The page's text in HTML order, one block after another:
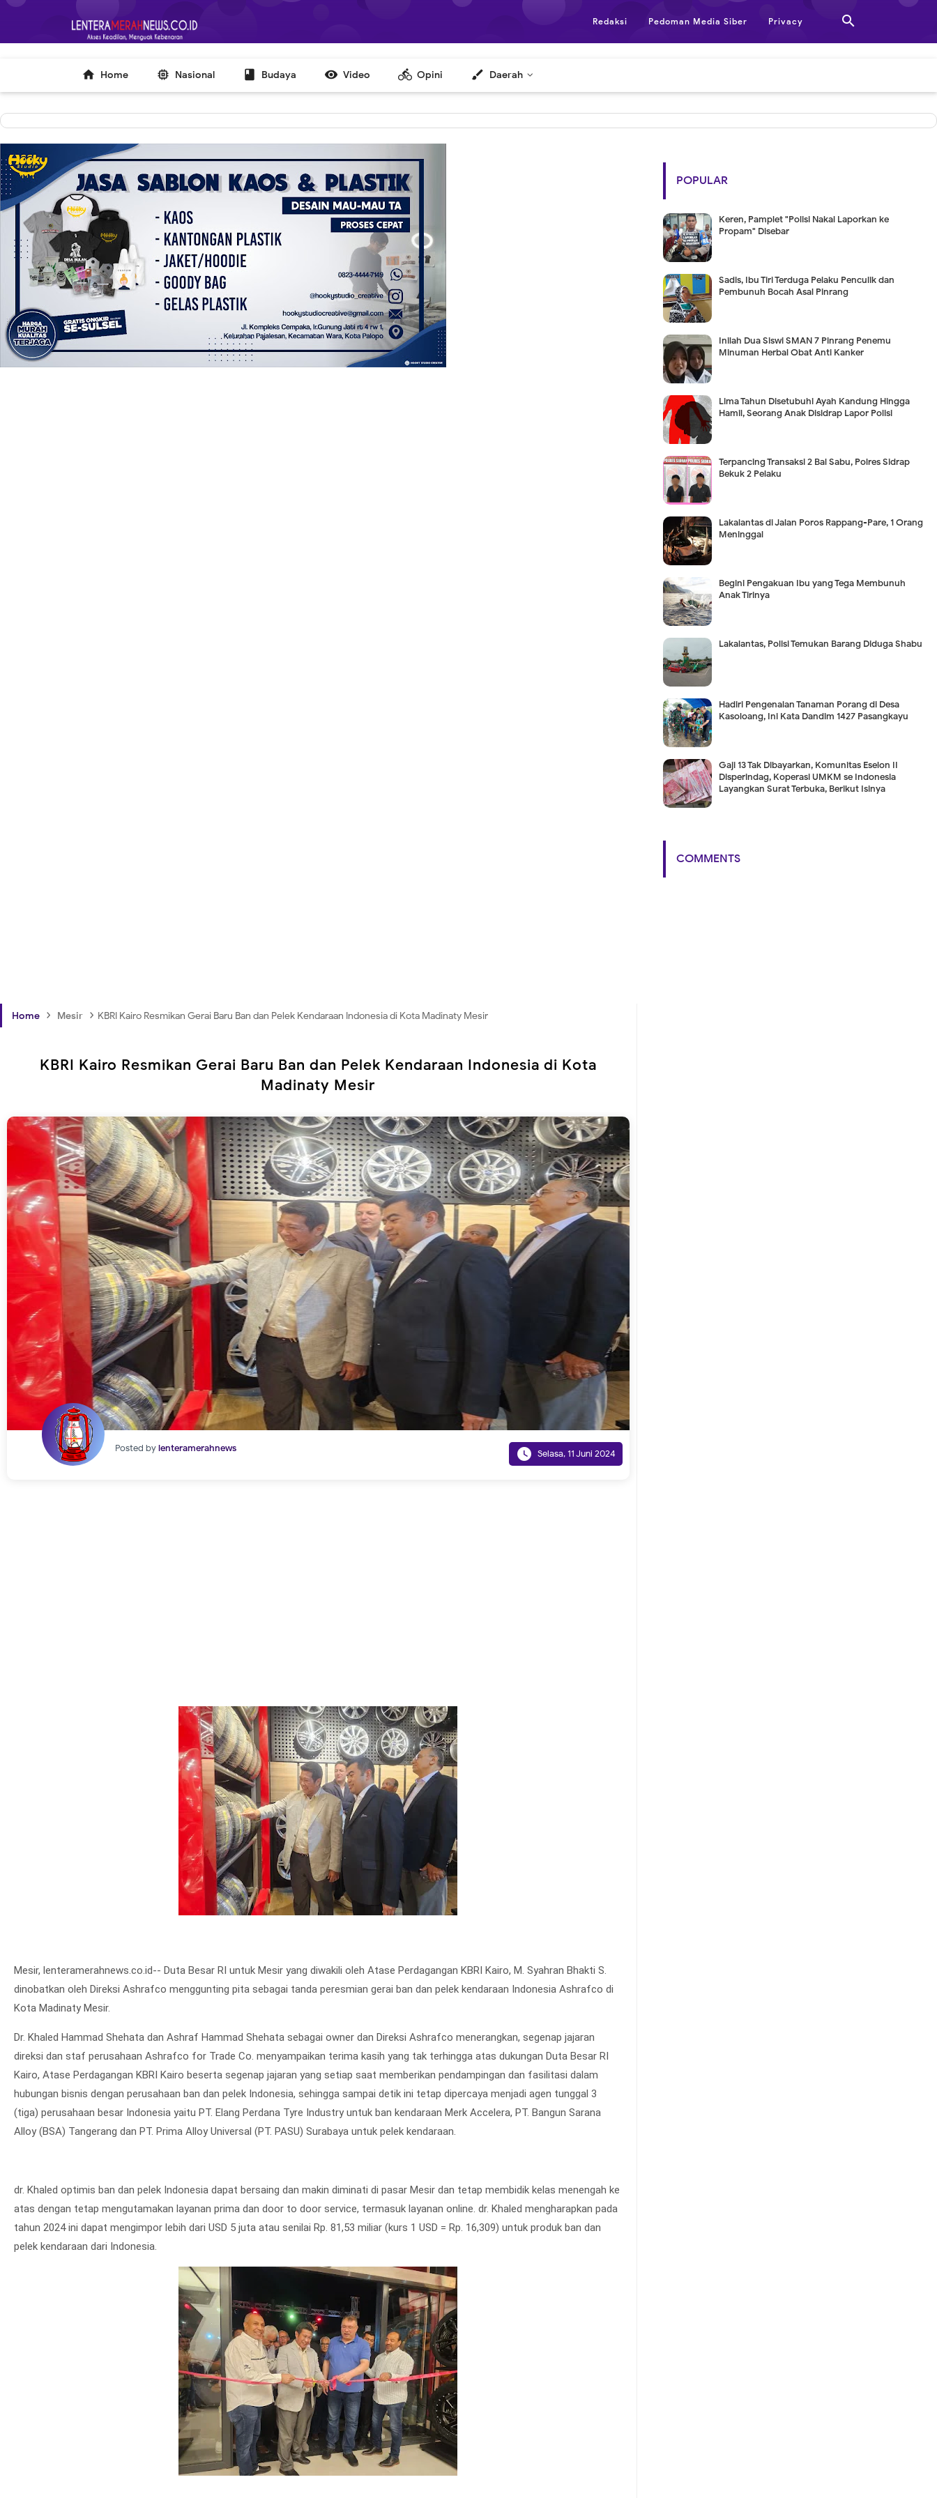
-->

Redaksi Pedoman Media Siber Privacy
 Home  Nasional  Budaya  Video directions_bike Opini brush Daerah
Home › Mesir › KBRI Kairo Resmikan Gerai Baru Ban dan Pelek Kendaraan Indonesia di Kota Madinaty Mesir
KBRI Kairo Resmikan Gerai Baru Ban dan Pelek Kendaraan Indonesia di Kota
Madinaty Mesir
Posted bylenteramerahnews  Selasa, 11 Juni 2024
Mesir, lenteramerahnews.co.id-- Duta Besar RI untuk Mesir yang diwakili oleh Atase Perdagangan KBRI Kairo, M. Syahran Bhakti S.
dinobatkan oleh Direksi Ashrafco menggunting pita sebagai tanda peresmian gerai ban dan pelek kendaraan Indonesia Ashrafco di
Kota Madinaty Mesir.
Dr. Khaled Hammad Shehata dan Ashraf Hammad Shehata sebagai owner dan Direksi Ashrafco menerangkan, segenap jajaran
direksi dan staf perusahaan Ashrafco for Trade Co. menyampaikan terima kasih yang tak terhingga atas dukungan Duta Besar RI
Kairo, Atase Perdagangan KBRI Kairo beserta segenap jajaran yang setiap saat memberikan pendampingan dan fasilitasi dalam
hubungan bisnis dengan perusahaan ban dan pelek Indonesia, sehingga sampai detik ini tetap dipercaya menjadi agen tunggal 3
(tiga) perusahaan besar Indonesia yaitu PT. Elang Perdana Tyre Industry untuk ban kendaraan Merk Accelera, PT. Bangun Sarana
Alloy (BSA) Tangerang dan PT. Prima Alloy Universal (PT. PASU) Surabaya untuk pelek kendaraan.
dr. Khaled optimis ban dan pelek Indonesia dapat bersaing dan makin diminati di pasar Mesir dan tetap membidik kelas menengah ke
atas dengan tetap mengutamakan layanan prima dan door to door service, termasuk layanan online. dr. Khaled mengharapkan pada
tahun 2024 ini dapat mengimpor lebih dari USD 5 juta atau senilai Rp. 81,53 miliar (kurs 1 USD = Rp. 16,309) untuk produk ban dan
pelek kendaraan dari Indonesia.
POPULAR
Keren, Pamplet "Polisi Nakal Laporkan ke
Propam" Disebar
Sadis, Ibu Tiri Terduga Pelaku Penculik dan
Pembunuh Bocah Asal Pinrang
Inilah Dua Siswi SMAN 7 Pinrang Penemu
Minuman Herbal Obat Anti Kanker
Lima Tahun Disetubuhi Ayah Kandung Hingga
Hamil, Seorang Anak Disidrap Lapor Polisi
Terpancing Transaksi 2 Bal Sabu, Polres Sidrap
Bekuk 2 Pelaku
Lakalantas di Jalan Poros Rappang-Pare, 1 Orang
Meninggal
Begini Pengakuan Ibu yang Tega Membunuh
Anak Tirinya
Lakalantas, Polisi Temukan Barang Diduga Shabu
Hadiri Pengenalan Tanaman Porang di Desa
Kasoloang, Ini Kata Dandim 1427 Pasangkayu
Gaji 13 Tak Dibayarkan, Komunitas Eselon II
Disperindag, Koperasi UMKM se Indonesia
Layangkan Surat Terbuka, Berikut Isinya
COMMENTS